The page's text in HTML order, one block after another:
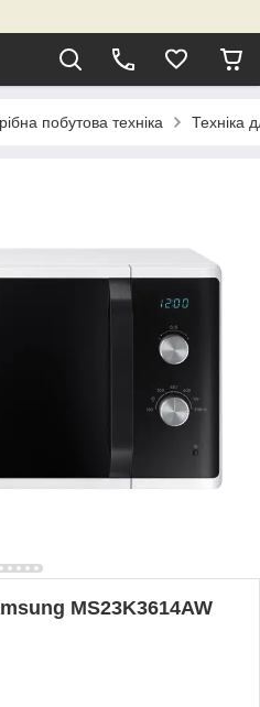
побутова техніка Техніка
MS23K3614AW